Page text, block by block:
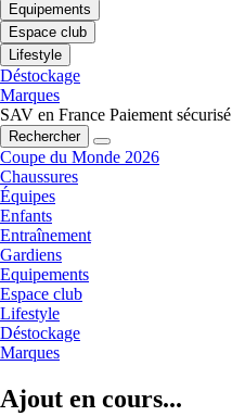
Equipements
Espace club
Lifestyle
Déstockage
Marques
SAV en France Paiement sécurisé
Rechercher
Coupe du Monde 2026
Chaussures
Équipes
Enfants
Entraînement
Gardiens
Equipements
Espace club
Lifestyle
Déstockage
Marques
Ajout en cours...